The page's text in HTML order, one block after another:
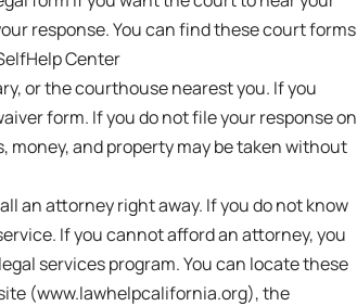
response. You can find these court forms
Center
or the courthouse nearest you. If you
form. If you do not file your response on
money, and property may be taken without
an attorney right away. If you do not know
If you cannot afford an attorney, you
services program. You can locate these
(www.lawhelpcalifornia.org), the